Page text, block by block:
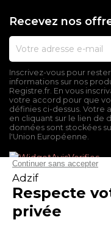
Recevez nos
Inscrivez-vous pour
informations sur nos
Registre.fr. En vous
votre accord pour que
définies ci-dessus.
en cliquant sur le lien de
données sont stockées
l'Union Européenne.